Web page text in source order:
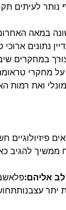
נותר
במאה
נתונים
במחקרים
מחקרי
ואת רמות
להגיב
אליהם:
יתר